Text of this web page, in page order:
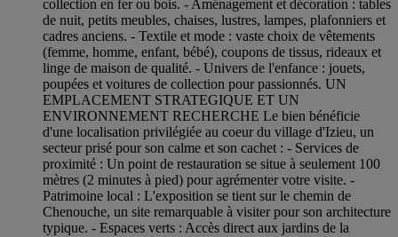
collection en fer ou bois. - Aménagement et décoration : tables
de nuit, petits meubles, chaises, lustres, lampes, plafonniers et
cadres anciens. - Textile et mode : vaste choix de vêtements
(femme, homme, enfant, bébé), coupons de tissus, rideaux et
linge de maison de qualité. - Univers de l'enfance : jouets,
poupées et voitures de collection pour passionnés. UN
EMPLACEMENT STRATEGIQUE ET UN
ENVIRONNEMENT RECHERCHE Le bien bénéficie
d'une localisation privilégiée au coeur du village d'Izieu, un
secteur prisé pour son calme et son cachet : - Services de
proximité : Un point de restauration se situe à seulement 100
mètres (2 minutes à pied) pour agrémenter votre visite. -
Patrimoine local : L'exposition se tient sur le chemin de
Chenouche, un site remarquable à visiter pour son architecture
typique. - Espaces verts : Accès direct aux jardins de la